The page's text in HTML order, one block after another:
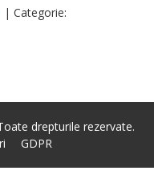
| Categorie:
drepturile rezervate.
GDPR